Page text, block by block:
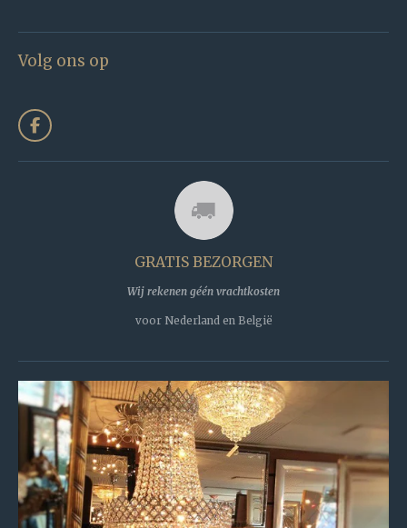
Volg ons op
F
a
c
GRATIS BEZORGEN
Wij rekenen géén vrachtkosten
voor Nederland en België